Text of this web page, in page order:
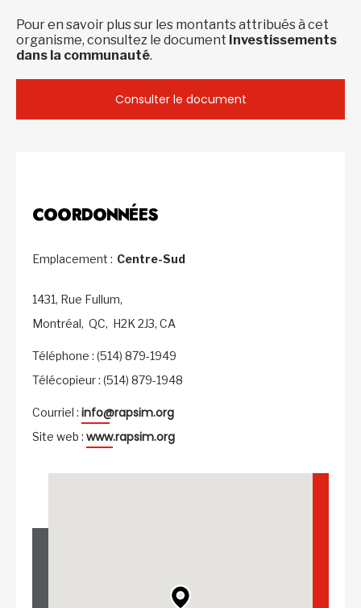
Pour en savoir plus sur les montants attribués à cet
organisme, consultez le document Investissements
dans la communauté.
Consulter le document
COORDONNÉES
Emplacement : Centre-Sud
1431, Rue Fullum,
Montréal, QC, H2K 2J3, CA
Téléphone : (514) 879-1949
Télécopieur : (514) 879-1948
Courriel : info@rapsim.org
Site web : www.rapsim.org